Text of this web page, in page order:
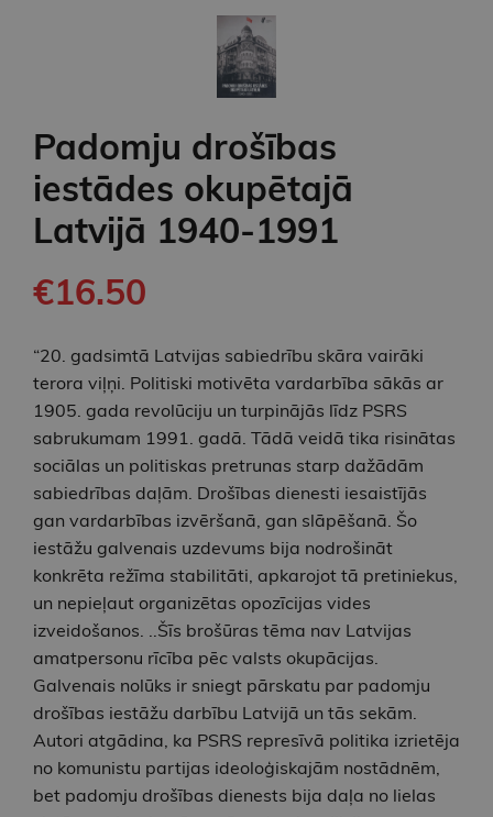
Padomju drošības
iestādes okupētajā
Latvijā 1940-1991
€16.50
“20. gadsimtā Latvijas sabiedrību skāra vairāki
terora viļņi. Politiski motivēta vardarbība sākās ar
1905. gada revolūciju un turpinājās līdz PSRS
sabrukumam 1991. gadā. Tādā veidā tika risinātas
sociālas un politiskas pretrunas starp dažādām
sabiedrības daļām. Drošības dienesti iesaistījās
gan vardarbības izvēršanā, gan slāpēšanā. Šo
iestāžu galvenais uzdevums bija nodrošināt
konkrēta režīma stabilitāti, apkarojot tā pretiniekus,
un nepieļaut organizētas opozīcijas vides
izveidošanos. ..Šīs brošūras tēma nav Latvijas
amatpersonu rīcība pēc valsts okupācijas.
Galvenais nolūks ir sniegt pārskatu par padomju
drošības iestāžu darbību Latvijā un tās sekām.
Autori atgādina, ka PSRS represīvā politika izrietēja
no komunistu partijas ideoloģiskajām nostādnēm,
bet padomju drošības dienests bija daļa no lielas